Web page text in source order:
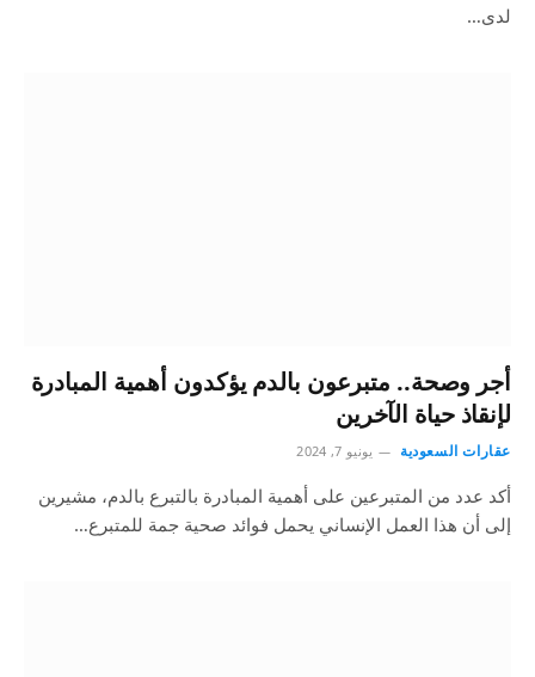
لدى…
أجر وصحة.. متبرعون بالدم يؤكدون أهمية المبادرة
لإنقاذ حياة الآخرين
عقارات السعودية يونيو 7, 2024
أكد عدد من المتبرعين على أهمية المبادرة بالتبرع بالدم، مشيرين
إلى أن هذا العمل الإنساني يحمل فوائد صحية جمة للمتبرع…